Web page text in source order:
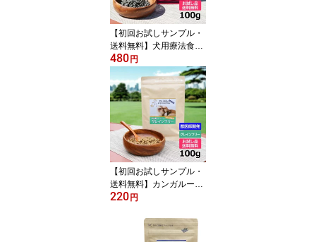
【初回お試しサンプル・
送料無料】犬用療法食・
腎臓の健康サポート100g
入り・Dr.宿南のキセキの
ごはん（鹿肉ドッグフー
ド/国産/犬/獣医師開発）
※1世帯1個限り
480 円
【初回お試しサンプル・
送料無料】カンガルー肉
ドッグフード 100g Dr.宿
インフリー 全犬種用 国
産 ルーミート 犬 獣医師
220 円